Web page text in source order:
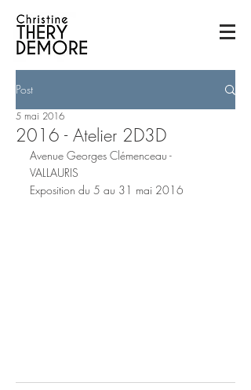
Post
2016 - Atelier 2D3D
5 mai 2016
Avenue Georges Clémenceau -
VALLAURIS
Exposition du 5 au 31 mai 2016